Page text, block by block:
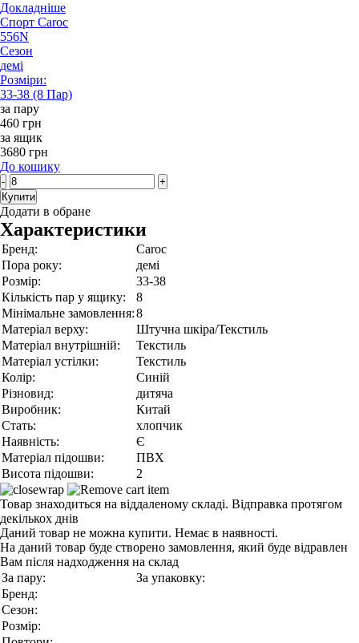
Докладніше
Спорт Caroc
556N
Сезон
демі
Розміри:
33-38 (8 Пар)
за пару
460 грн
за ящик
3680 грн
До кошику
-
+
Купити
Додати в обране
Характеристики
Бренд:
Caroc
Пора року:
демі
Розмір:
33-38
Кількість пар у ящику:
8
Мінімальне замовлення:8
Матеріал верху:
Штучна шкіра/Текстиль
Матеріал внутрішній:
Текстиль
Матеріал устілки:
Текстиль
Колір:
Синій
Різновид:
дитяча
Виробник:
Китай
Стать:
хлопчик
Наявність:
Є
Матеріал підошви:
ПВХ
Висота підошви:
2
Товар знаходиться на віддаленому складі. Відправка протягом
декількох днів
Даний товар не можна купити. Немає в наявності.
На даний товар буде створено замовлення, який буде відравлен
Вам після надходження на склад
За пару:
За упаковку:
Бренд:
Сезон:
Розмір: